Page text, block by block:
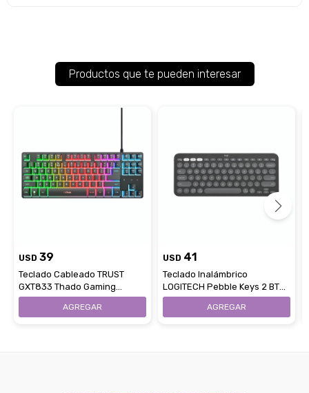
Productos que te pueden interesar
USD 39
Teclado Cableado TRUST
GXT833 Thado Gaming
Iluminado TKL
USD 41
Teclado Inalámbrico
LOGITECH Pebble Keys 2 BT
K380S - Negro